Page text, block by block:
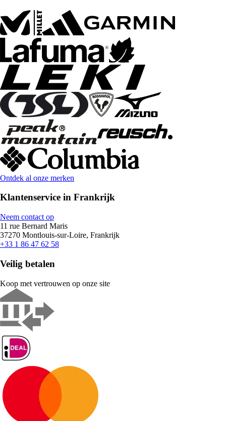
Ontdek al onze merken
Klantenservice in Frankrijk
Neem contact op
11 rue Bernard Maris
37270 Montlouis-sur-Loire, Frankrijk
+33 1 86 47 62 58
Veilig betalen
Koop met vertrouwen op onze site